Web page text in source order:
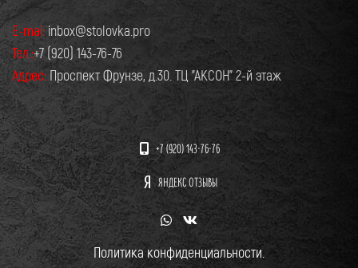
E-mai: inbox@stolovka.pro
Тел.:+7 (920) 143-76-76
Адрес: Проспект Фрунзе, д.30. ТЦ "АКСОН" 2-й этаж
+7 (920) 143-76-76
ЯНДЕКС ОТЗЫВЫ
Политика конфиденциальности.